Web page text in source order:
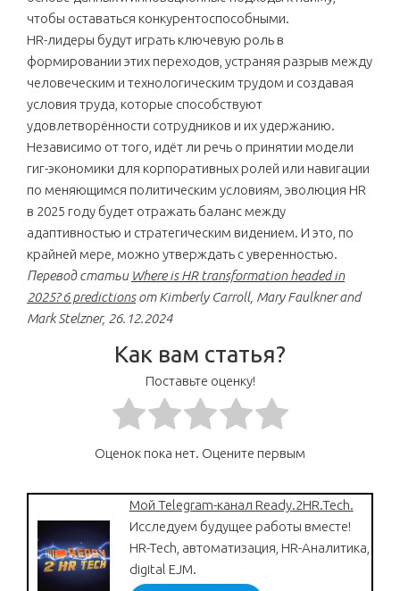
чтобы оставаться конкурентоспособными.
HR-лидеры будут играть ключевую роль в
формировании этих переходов, устраняя разрыв между
человеческим и технологическим трудом и создавая
условия труда, которые способствуют
удовлетворённости сотрудников и их удержанию.
Независимо от того, идёт ли речь о принятии модели
гиг-экономики для корпоративных ролей или навигации
по меняющимся политическим условиям, эволюция HR
в 2025 году будет отражать баланс между
адаптивностью и стратегическим видением. И это, по
крайней мере, можно утверждать с уверенностью.
Перевод статьи Where is HR transformation headed in
2025? 6 predictionsот Kimberly Carroll, Mary Faulkner and
Mark Stelzner, 26.12.2024
Как вам статья?
Поставьте оценку!
Оценок пока нет. Оцените первым
Мой Telegram-канал Ready.2HR.Tech.
Исследуем будущее работы вместе!
HR-Tech, автоматизация, HR-Аналитика,
digital EJM.